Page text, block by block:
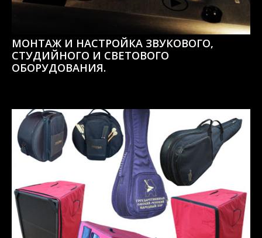
МОНТАЖ И НАСТРОЙКА ЗВУКОВОГО,
СТУДИЙНОГО И СВЕТОВОГО
ОБОРУДОВАНИЯ.